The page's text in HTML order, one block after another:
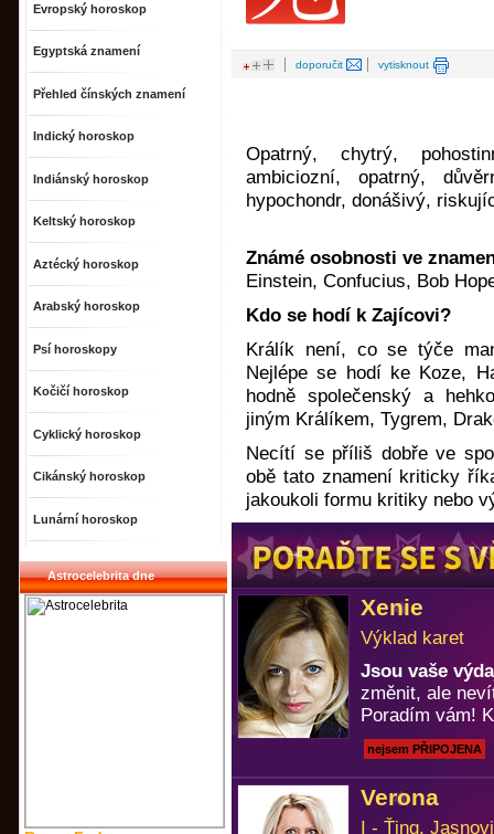
Evropský horoskop
Egyptská znamení
Přehled čínských znamení
Indický horoskop
Indiánský horoskop
Keltský horoskop
Aztécký horoskop
Arabský horoskop
Psí horoskopy
Kočičí horoskop
Cyklický horoskop
Cikánský horoskop
Lunární horoskop
Astrocelebrita dne
| doporučit | vytisknout
Opatrný, chytrý,
ambiciozní, opatrný,
hypochondr, donášivý,
Známé osobnosti ve
Einstein, Confucius, Bob
Kdo se hodí k Zajícovi?
Králík není, co se týče
Nejlépe se hodí ke Koze,
hodně společenský a
jiným Králíkem, Tygrem,
Necítí se příliš dobře ve
obě tato znamení kriticky
jakoukoli formu kritiky nebo
Xenie
Výklad karet
Jsou vaše
změnit, ale
Poradím vám!
nejsem PŘIPOJENA
Verona
I - Ťing,